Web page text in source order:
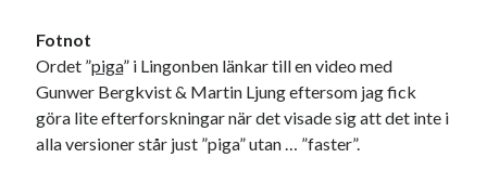
Fotnot
Ordet ”piga” i Lingonben länkar till en video med
Gunwer Bergkvist & Martin Ljung eftersom jag fick
göra lite efterforskningar när det visade sig att det inte i
alla versioner står just ”piga” utan … ”faster”.